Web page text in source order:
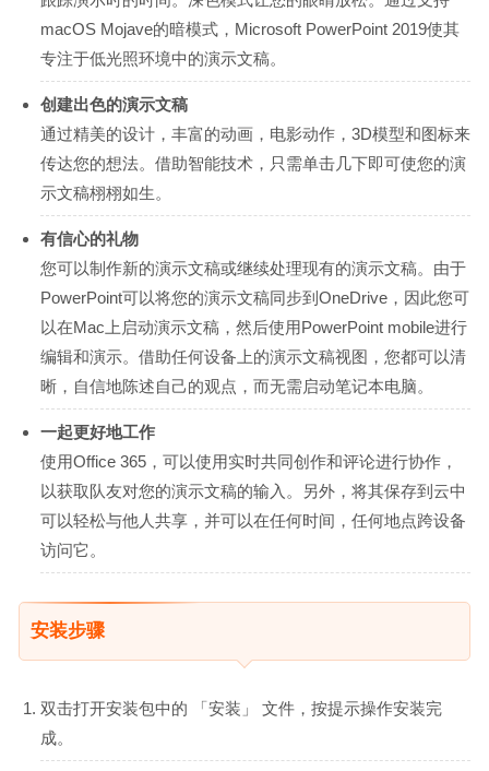
macOS Mojave的暗模式，Microsoft PowerPoint 2019使其
专注于低光照环境中的演示文稿。
创建出色的演示文稿
通过精美的设计，丰富的动画，电影动作，3D模型和图标来
传达您的想法。借助智能技术，只需单击几下即可使您的演
示文稿栩栩如生。
有信心的礼物
您可以制作新的演示文稿或继续处理现有的演示文稿。由于
PowerPoint可以将您的演示文稿同步到OneDrive，因此您可
以在Mac上启动演示文稿，然后使用PowerPoint mobile进行
编辑和演示。借助任何设备上的演示文稿视图，您都可以清
晰，自信地陈述自己的观点，而无需启动笔记本电脑。
一起更好地工作
使用Office 365，可以使用实时共同创作和评论进行协作，
以获取队友对您的演示文稿的输入。另外，将其保存到云中
可以轻松与他人共享，并可以在任何时间，任何地点跨设备
访问它。
安装步骤
双击打开安装包中的 「安装」 文件，按提示操作安装完
成。